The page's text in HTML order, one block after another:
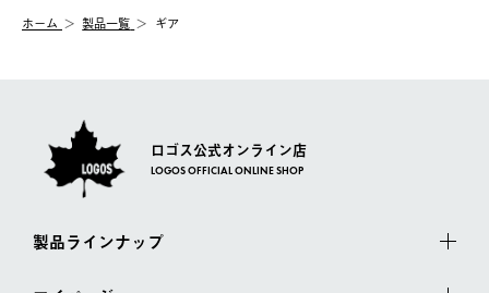
【配送業者】
佐川急便にて配送されます。
一度お手元の商品を返品いただき、ご希望商品を再注文してくだ
ホーム 製品一覧 ギア
ロゴス公式オンライン店
LOGOS OFFICIAL ONLINE SHOP
製品ラインナップ